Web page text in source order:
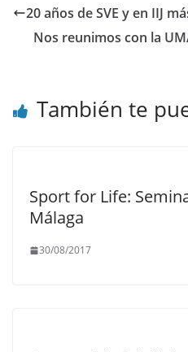
20 años de SVE y en IIJ
Nos reunimos con la
También te
Sport for Life:
Málaga
30/08/2017